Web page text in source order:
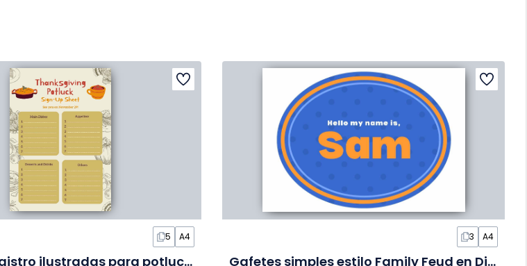
5 A4
Hojas de registro ilustradas para potluck de Thanksgiving en Diapositivas
3 A4
Gafetes simples estilo Family Feud en Diapositivas